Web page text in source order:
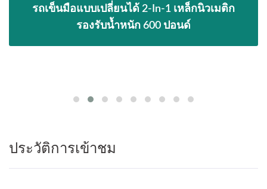
รถเข็นมือแบบเปลี่ยนได้ 2-In-1 เหล็กนิวเมติก
รองรับน้ำหนัก 600 ปอนด์
ประวัติการเข้าชม